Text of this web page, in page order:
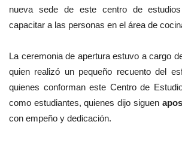
nueva sede de este centro de
capacitar a las personas en el área de
La ceremonia de apertura estuvo a cargo
quien realizó un pequeño recuento del
quienes conforman este Centro de
como estudiantes, quienes dijo siguen
con empeño y dedicación.